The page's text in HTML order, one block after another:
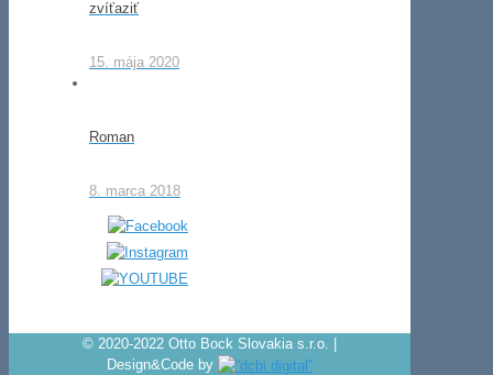
zvíťaziť
15. mája 2020
Roman
8. marca 2018
© 2020-2022 Otto Bock Slovakia s.r.o. |
Design&Code by